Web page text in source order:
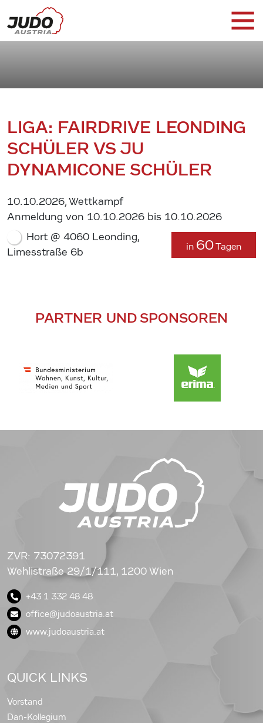
LIGA: FAIRDRIVE LEONDING
SCHÜLER VS JU
DYNAMICONE SCHÜLER
10.10.2026, Wettkampf
Anmeldung von 10.10.2026 bis 10.10.2026
Hort @ 4060 Leonding,
Limesstraße 6b
in 60Tagen
PARTNER UND SPONSOREN
ZVR: 73072391
Wehlistraße 29/1/111, 1200 Wien
+43 1 332 48 48
office@judoaustria.at
www.judoaustria.at
QUICK LINKS
Vorstand
Dan-Kollegium